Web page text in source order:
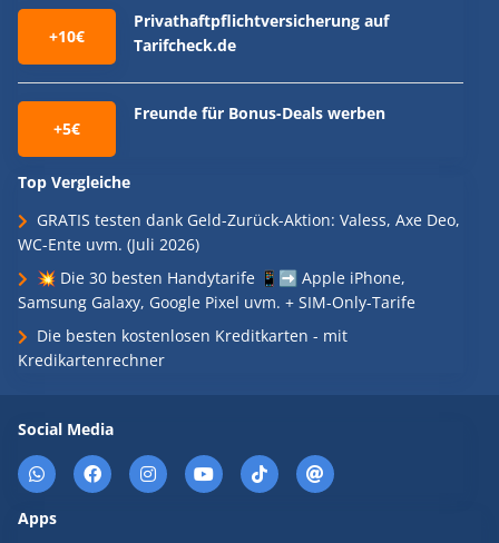
+10€
Privathaftpflichtversicherung auf
Tarifcheck.de
+5€
Freunde für Bonus-Deals werben
Top Vergleiche
GRATIS testen dank Geld-Zurück-Aktion: Valess, Axe Deo,
WC-Ente uvm. (Juli 2026)
💥 Die 30 besten Handytarife 📱➡️ Apple iPhone,
Samsung Galaxy, Google Pixel uvm. + SIM-Only-Tarife
Die besten kostenlosen Kreditkarten - mit
Kredikartenrechner
Social Media
Apps